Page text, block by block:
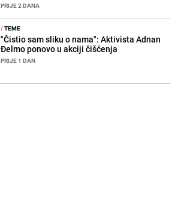
PRIJE 2 DANA
/TEME
"Čistio sam sliku o nama": Aktivista Adnan
Đelmo ponovo u akciji čišćenja
PRIJE 1 DAN